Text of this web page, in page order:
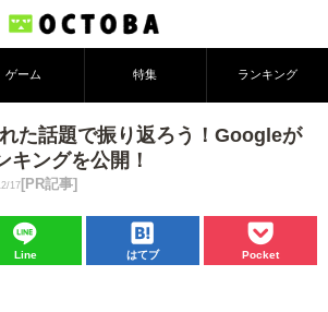
ゲーム 特集 ランキング
た話題で振り返ろう！Googleが
キングを公開！
17[PR記事]
Line はてブ Pocket